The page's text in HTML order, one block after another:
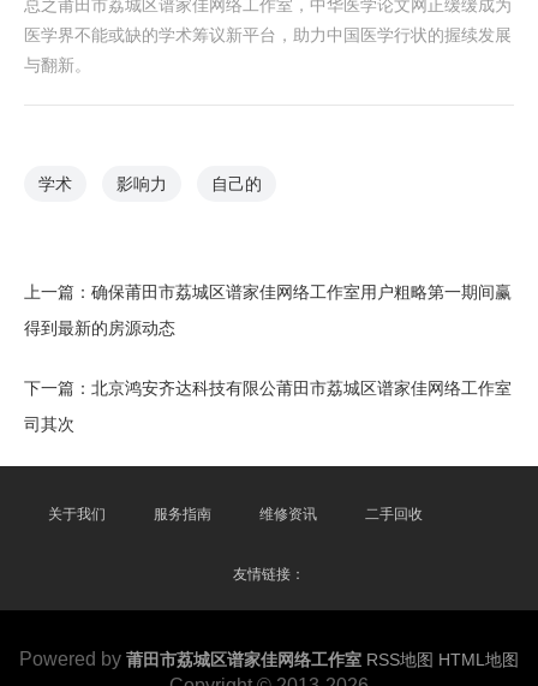
总之莆田市荔城区谱家佳网络工作室，中华医学论文网正缓缓成为
医学界不能或缺的学术筹议新平台，助力中国医学行状的握续发展
与翻新。
学术 影响力 自己的
上一篇： 确保莆田市荔城区谱家佳网络工作室用户粗略第一期间赢
得到最新的房源动态
下一篇： 北京鸿安齐达科技有限公莆田市荔城区谱家佳网络工作室
司其次
关于我们 服务指南 维修资讯 二手回收
友情链接：
Powered by 莆田市荔城区谱家佳网络工作室 RSS地图 HTML地图